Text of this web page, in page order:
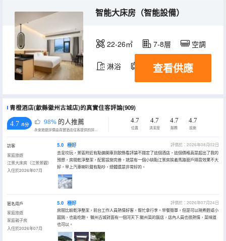
智能大床房（智能設備）
22-26㎡ 7-8層 空調
淋浴 電視機
查看供應
青橙酒店(歙縣徽州古城店)的真實住客評論(909)
4.7 /5分 98% 的人推薦
永安旅遊評價由真實酒店住客提供的評價。
4.7
位置
4.7
清潔度
4.7
服務
4.7
設施
訪客
家庭旅遊
江景大床房（江景景觀）
入住於2026年07月
5.0 極好
評價於：2026年08月02日
去呈坎玩，景區附近有點偏開車到歙縣看評論不錯定了這個酒店，這個價格真是超出了我的
預想，房間乾淨整潔，配套設施完善，就是有一個小缺點江景房挨着馬路窗戶隔音效果不大
好，早上汽車喇叭聲有點吵，總體還是非常好的。
匿名用戶
家庭旅遊
家庭親子房
入住於2026年07月
5.0 極好
評價於：2026年07月24日
房間比較乾淨整潔，前台工作人員熱情好客，幫忙拿行李。早餐簡單，但是可以現煮麪或小
餛飩，也能吃飽。 徽州古城對面有一個河天下.徽州菜的飯店，店內人員也很熱情，菜味道
也可以。